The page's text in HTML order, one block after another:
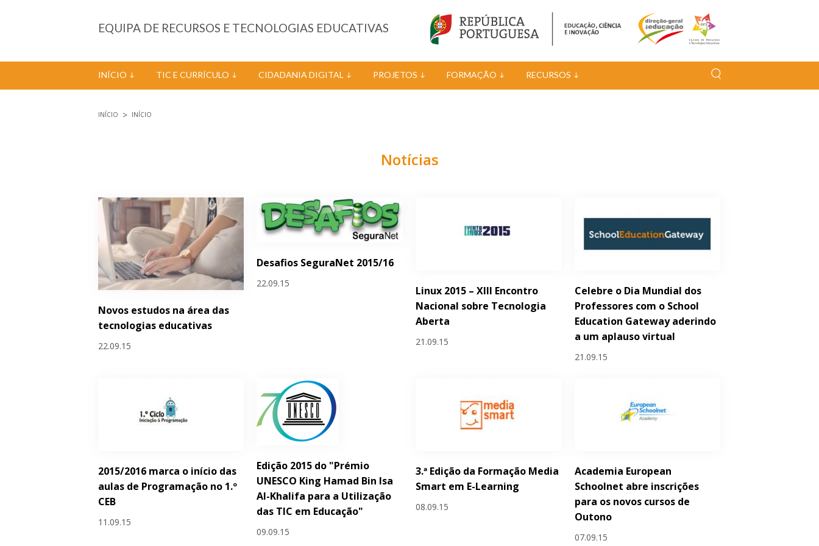
EQUIPA DE RECURSOS E TECNOLOGIAS EDUCATIVAS
INÍCIO TIC E CURRÍCULO CIDADANIA DIGITAL PROJETOS FORMAÇÃO RECURSOS
INÍCIO INÍCIO
Notícias
Novos estudos na área das
tecnologias educativas
22.09.15
Desafios SeguraNet 2015/16
22.09.15
Linux 2015 – XIII Encontro
Nacional sobre Tecnologia
Aberta
21.09.15
Celebre o Dia Mundial dos
Professores com o School
Education Gateway aderindo
a um aplauso virtual
21.09.15
2015/2016 marca o início das
aulas de Programação no 1.º
CEB
11.09.15
Edição 2015 do "Prémio
UNESCO King Hamad Bin Isa
Al-Khalifa para a Utilização
das TIC em Educação"
09.09.15
3.ª Edição da Formação Media
Smart em E-Learning
08.09.15
Academia European
Schoolnet abre inscrições
para os novos cursos de
Outono
07.09.15
Páginas